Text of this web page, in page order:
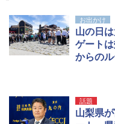
お出かけ
山の日
ゲート
からの
話題
山梨県